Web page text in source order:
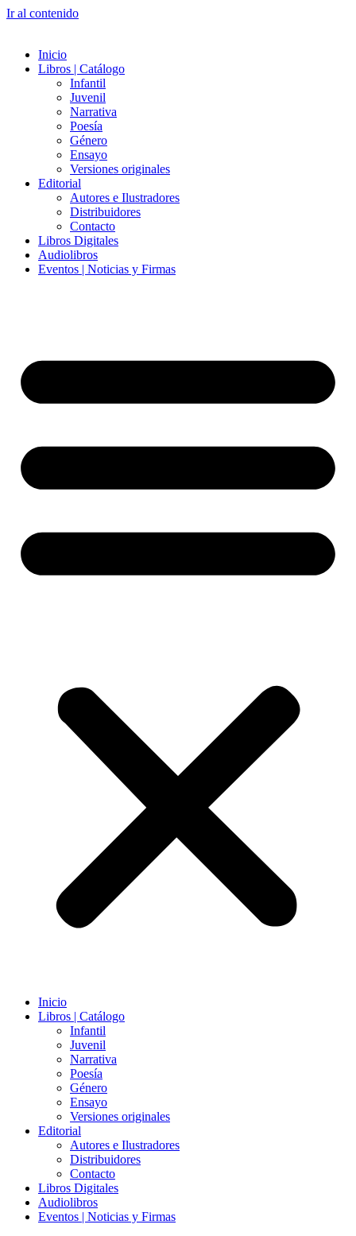
Ir al contenido
Inicio
Libros | Catálogo
Infantil
Juvenil
Narrativa
Poesía
Género
Ensayo
Versiones originales
Editorial
Autores e Ilustradores
Distribuidores
Contacto
Libros Digitales
Audiolibros
Eventos | Noticias y Firmas
Inicio
Libros | Catálogo
Infantil
Juvenil
Narrativa
Poesía
Género
Ensayo
Versiones originales
Editorial
Autores e Ilustradores
Distribuidores
Contacto
Libros Digitales
Audiolibros
Eventos | Noticias y Firmas